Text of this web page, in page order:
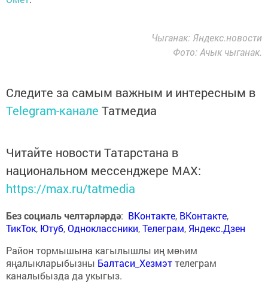
Чыганак: Яндекс.новости
Фото: Ачык чыганак.
Следите за самым важным и интересным в
Telegram-канале Татмедиа
Читайте новости Татарстана в
национальном мессенджере MАХ:
https://max.ru/tatmedia
Без социаль челтәрләрдә: ВКонтакте, ВКонтакте,
ТикТок, Ютуб,Одноклассники,Телеграм, Яндекс.Дзен
Район тормышына кагылышлы иң мөһим
яңалыкларыбызны Балтаси_Хезмэттелеграм
каналыбызда да укыгыз.